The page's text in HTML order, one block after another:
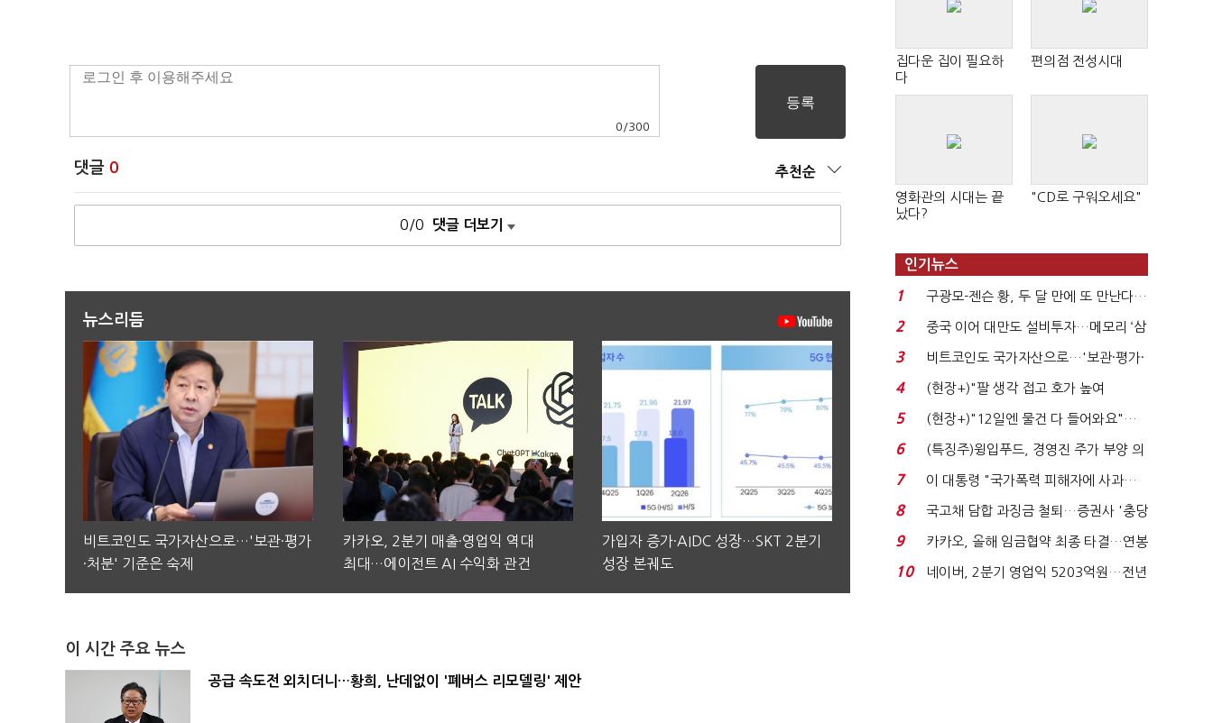
0 /300
댓글 0 추천순
0/0 댓글 더보기
뉴스리듬
비트코인도 국가자산으로…'보관·평가
·처분' 기준은 숙제
카카오, 2분기 매출·영업익 역대
최대…에이전트 AI 수익화 관건
가입자 증가·AIDC 성장…SKT 2분기
성장 본궤도
이 시간 주요 뉴스
공급 속도전 외치더니…황희, 난데없이 '폐버스 리모델링' 제안
집다운 집이 필요하
다
편의점 전성시대
영화관의 시대는 끝
났다?
"CD로 구워오세요"
인기뉴스
1
구광모-젠슨 황, 두 달 만에 또 만난다…
로봇·AI 등 논...
2
중국 이어 대만도 설비투자…메모리 ‘삼
국전쟁’
3
비트코인도 국가자산으로…'보관·평가·
처분' 기준은 ...
4
(현장+)"팔 생각 접고 호가 높여
요"…'덜 똘똘한 한 채' 20...
5
(현장+)"12일엔 물건 다 들어와요"…
빈 매대 채우며 문 연 ...
6
(특징주)윙입푸드, 경영진 주가 부양 의
지에 상한가...
7
이 대통령 "국가폭력 피해자에 사과…
적극적 조사로 진...
8
국고채 담합 과징금 철퇴…증권사 '충당
금 폭탄' 우려...
9
카카오, 올해 임금협약 최종 타결…연봉
6.3% 인상·격려...
10
네이버, 2분기 영업익 5203억원…전년